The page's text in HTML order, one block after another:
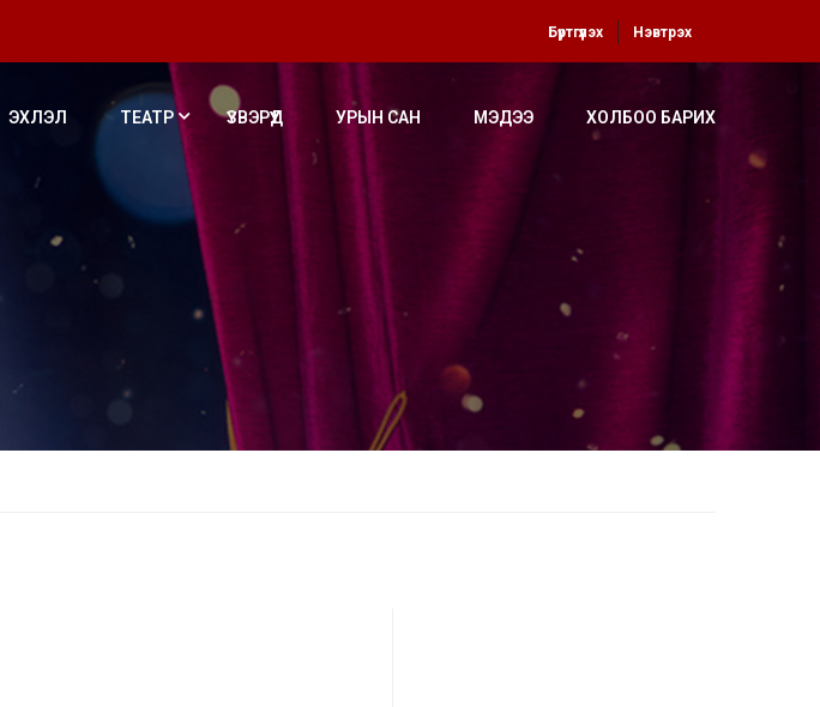
Бүртгүүлэх Нэвтрэх
ЭХЛЭЛ ТЕАТР ҮЗВЭРҮҮД УРЫН САН МЭДЭЭ ХОЛБОО БАРИХ